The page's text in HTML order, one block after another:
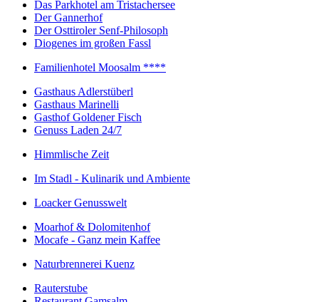
Das Parkhotel am Tristachersee
Der Gannerhof
Der Osttiroler Senf-Philosoph
Diogenes im großen Fassl
Familienhotel Moosalm ****
Gasthaus Adlerstüberl
Gasthaus Marinelli
Gasthof Goldener Fisch
Genuss Laden 24/7
Himmlische Zeit
Im Stadl - Kulinarik und Ambiente
Loacker Genusswelt
Moarhof & Dolomitenhof
Mocafe - Ganz mein Kaffee
Naturbrennerei Kuenz
Rauterstube